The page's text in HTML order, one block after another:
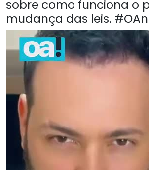
sobre como funciona o
mudança das leis.